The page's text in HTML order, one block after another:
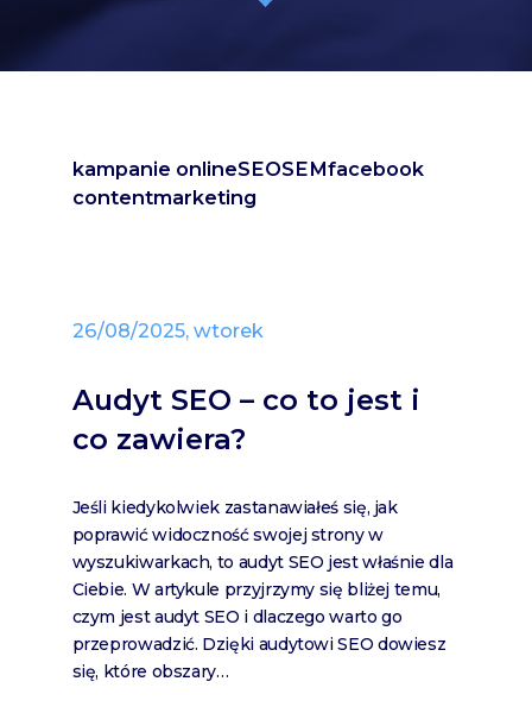
kampanie onlineSEOSEMfacebook
contentmarketing
26/08/2025, wtorek
Audyt SEO – co to jest i
co zawiera?
Jeśli kiedykolwiek zastanawiałeś się, jak
poprawić widoczność swojej strony w
wyszukiwarkach, to audyt SEO jest właśnie dla
Ciebie. W artykule przyjrzymy się bliżej temu,
czym jest audyt SEO i dlaczego warto go
przeprowadzić. Dzięki audytowi SEO dowiesz
się, które obszary…